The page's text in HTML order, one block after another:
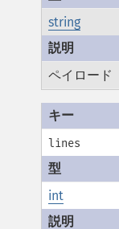
string
ペイロード
lines
int